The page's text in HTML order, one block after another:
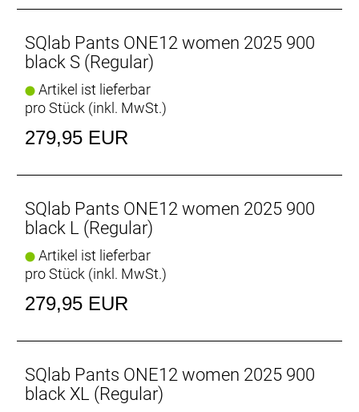
anspruchsvolle Radsportler.
SQlab Pants ONE12 women 2025 900
black S (Regular)
Artikel ist lieferbar
pro Stück (inkl. MwSt.)
279,95 EUR
SQlab Pants ONE12 women 2025 900
black L (Regular)
Artikel ist lieferbar
pro Stück (inkl. MwSt.)
279,95 EUR
SQlab Pants ONE12 women 2025 900
black XL (Regular)